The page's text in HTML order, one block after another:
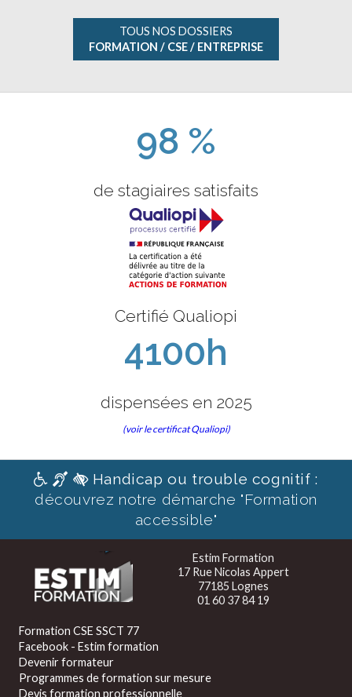
TOUS NOS DOSSIERS
FORMATION / CSE / ENTREPRISE
98 %
de stagiaires satisfaits
Certifié Qualiopi
4100h
dispensées en 2025
(voir le certificat Qualiopi)
Handicap ou trouble cognitif :
découvrez notre démarche "Formation
accessible"
Estim Formation
17 Rue Nicolas Appert
77185 Lognes
01 60 37 84 19
Formation CSE SSCT 77
Facebook - Estim formation
Devenir formateur
Programmes de formation sur mesure
Devis formation professionnelle